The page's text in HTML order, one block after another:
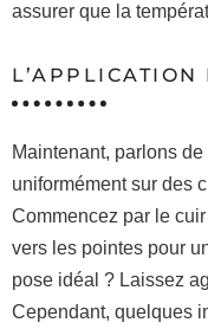
assurer que la
L’APPLICATION
Maintenant, parlons
uniformément sur des
Commencez par le
vers les pointes pour
pose idéal ? Laissez
Cependant, quelques